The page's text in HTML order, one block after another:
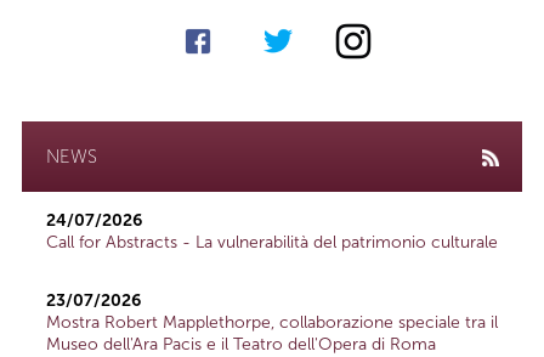
NEWS
24/07/2026
Call for Abstracts - La vulnerabilità del patrimonio culturale
23/07/2026
Mostra Robert Mapplethorpe, collaborazione speciale tra il
Museo dell'Ara Pacis e il Teatro dell'Opera di Roma